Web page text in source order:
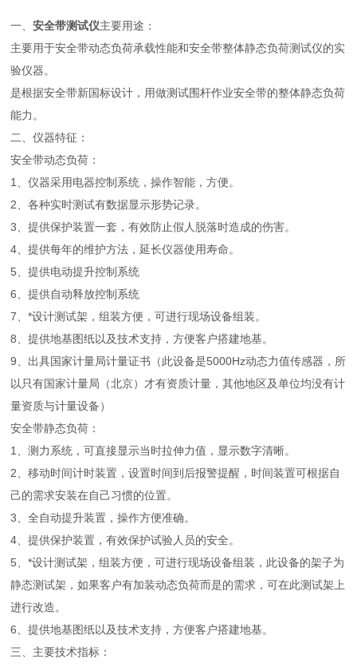
一、安全带测试仪主要用途：
主要用于安全带动态负荷承载性能和安全带整体静态负荷测试仪的实
验仪器。
是根据安全带新国标设计，用做测试围杆作业安全带的整体静态负荷
能力。
二、仪器特征：
安全带动态负荷：
1、仪器采用电器控制系统，操作智能，方便。
2、各种实时测试有数据显示形势记录。
3、提供保护装置一套，有效防止假人脱落时造成的伤害。
4、提供每年的维护方法，延长仪器使用寿命。
5、提供电动提升控制系统
6、提供自动释放控制系统
7、*设计测试架，组装方便，可进行现场设备组装。
8、提供地基图纸以及技术支持，方便客户搭建地基。
9、出具国家计量局计量证书（此设备是5000Hz动态力值传感器，所
以只有国家计量局（北京）才有资质计量，其他地区及单位均没有计
量资质与计量设备）
安全带静态负荷：
1、测力系统，可直接显示当时拉伸力值，显示数字清晰。
2、移动时间计时装置，设置时间到后报警提醒，时间装置可根据自
己的需求安装在自己习惯的位置。
3、全自动提升装置，操作方便准确。
4、提供保护装置，有效保护试验人员的安全。
5、*设计测试架，组装方便，可进行现场设备组装，此设备的架子为
静态测试架，如果客户有加装动态负荷而是的需求，可在此测试架上
进行改造。
6、提供地基图纸以及技术支持，方便客户搭建地基。
三、主要技术指标：